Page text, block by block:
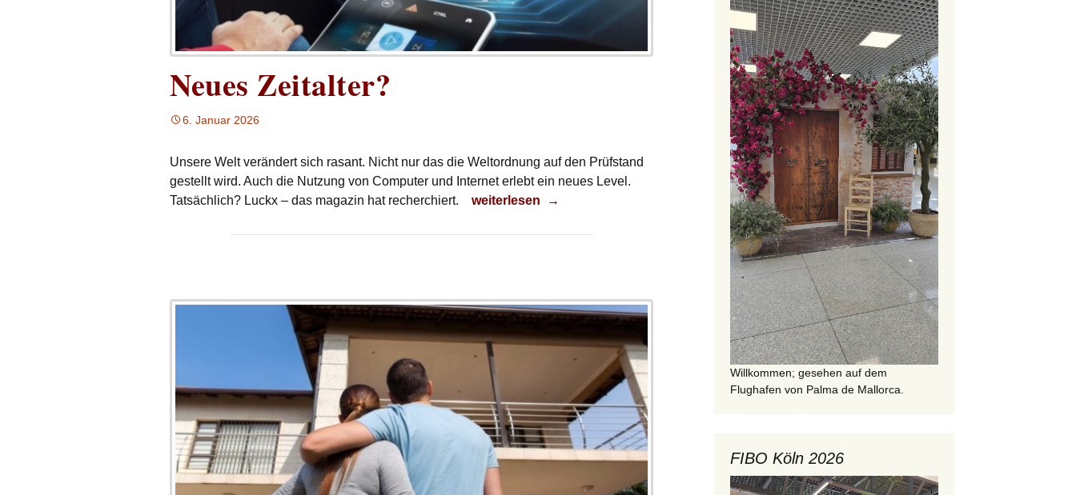
Neues Zeitalter?
6. Januar 2026
Unsere Welt verändert sich rasant. Nicht nur das die Weltordnung auf den Prüfstand
gestellt wird. Auch die Nutzung von Computer und Internet erlebt ein neues Level.
Tatsächlich? Luckx – das magazin hat recherchiert.
Neues Zeitalter?
weiterlesen →
Willkommen; gesehen auf dem
Flughafen von Palma de Mallorca.
FIBO Köln 2026
Video-